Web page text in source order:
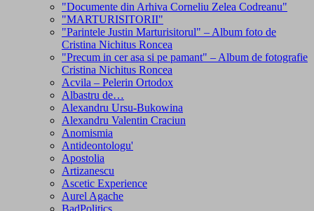
"Documente din Arhiva Corneliu Zelea Codreanu"
"MARTURISITORII"
"Parintele Justin Marturisitorul" – Album foto de
Cristina Nichitus Roncea
"Precum in cer asa si pe pamant" – Album de fotografie
Cristina Nichitus Roncea
Acvila – Pelerin Ortodox
Albastru de…
Alexandru Ursu-Bukowina
Alexandru Valentin Craciun
Anomismia
Antideontologu'
Apostolia
Artizanescu
Ascetic Experience
Aurel Agache